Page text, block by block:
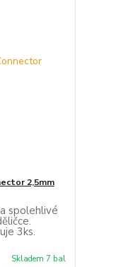
2,5mm
spolehlivé
3ks.
Skladem 7 bal